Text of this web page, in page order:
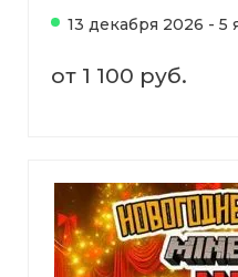
13 декабря 2026 - 5
от 1 100 руб.